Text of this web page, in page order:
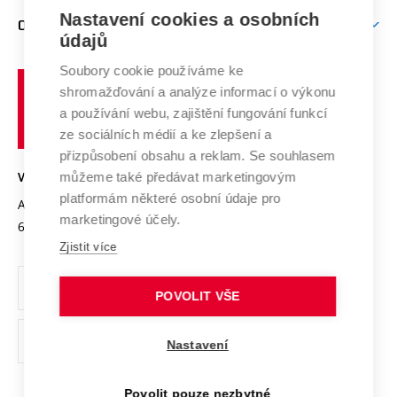
E-přihláška
Doktorské studium
Podpora podnikání
Mezinárodní vědecká rada
Systém zajišťování kvality výzkumu
Výzkumné infrastruktury
Transfer znalostí
Open Science
Projekty
Projekty ze strukturálních fondů
Specifický výzkum
Zahraniční spolupráce
Spolupráce se školami
Služby univerzity
Mezinárodní dohody
Univerzitní sítě
O UNIVERZITĚ
Profil univerzity
Udržitelná univerzita
Podnikavá univerzita / ContriBUTe
Bezpečná univerzita
Vyznamenání
Organizační struktura
Ochrana osobních údajů
odkaz)
učení
technické
VYSOKÉ UČENÍ TECHNICKÉ V BRNĚ
Antonínská 548/1
602 00 Brno
www.vut.cz
vut@vutbr.cz
Nastavení cookies a osobních
údajů
Soubory cookie používáme ke
shromažďování a analýze informací o výkonu
a používání webu, zajištění fungování funkcí
ze sociálních médií a ke zlepšení a
přizpůsobení obsahu a reklam. Se souhlasem
můžeme také předávat marketingovým
platformám některé osobní údaje pro
marketingové účely.
Zjistit více
POVOLIT VŠE
Nastavení
Povolit pouze nezbytné